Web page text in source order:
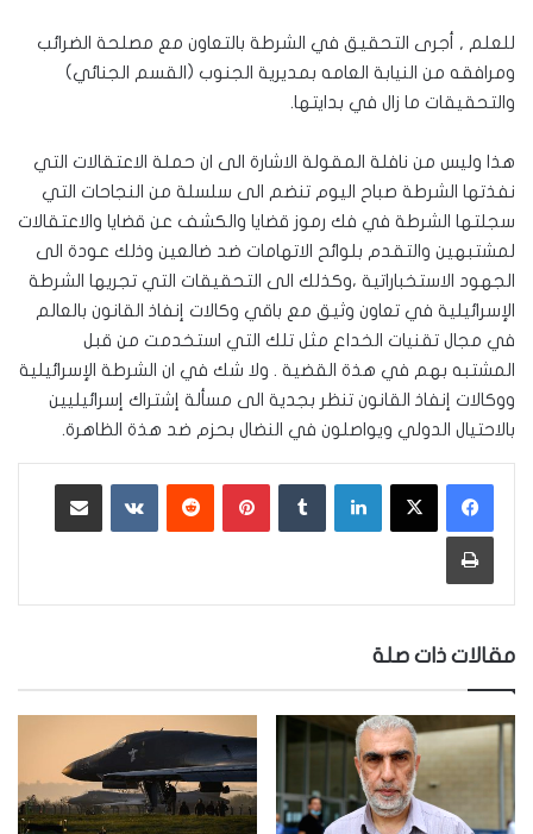
للعلم , أجرى التحقيق في الشرطة بالتعاون مع مصلحة الضرائب
ومرافقه من النيابة العامه بمديرية الجنوب (القسم الجنائي)
والتحقيقات ما زال في بدايتها.
هذا وليس من نافلة المقولة الاشارة الى ان حملة الاعتقالات التي
نفذتها الشرطة صباح اليوم تنضم الى سلسلة من النجاحات التي
سجلتها الشرطة في فك رموز قضايا والكشف عن قضايا والاعتقالات
لمشتبهين والتقدم بلوائح الاتهامات ضد ضالعين وذلك عودة الى
الجهود الاستخباراتية ،وكذلك الى التحقيقات التي تجريها الشرطة
الإسرائيلية في تعاون وثيق مع باقي وكالات إنفاذ القانون بالعالم
في مجال تقنيات الخداع مثل تلك التي استخدمت من قبل
المشتبه بهم في هذة القضية . ولا شك في ان الشرطة الإسرائيلية
ووكالات إنفاذ القانون تنظر بجدية الى مسألة إشتراك إسرائيليين
بالاحتيال الدولي ويواصلون في النضال بحزم ضد هذة الظاهرة.
لينكدإن بينتيريست ‏VKontakte
طباعة
مقالات ذات صلة